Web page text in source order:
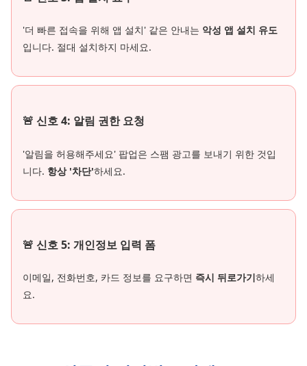
'더 빠른 접속을 위해 앱 설치' 같은 안내는 악성 앱 설치 유도
입니다. 절대 설치하지 마세요.
🚨 신호 4: 알림 권한 요청
'알림을 허용해주세요' 팝업은 스팸 광고를 보내기 위한 것입
니다. 항상 '차단'하세요.
🚨 신호 5: 개인정보 입력 폼
이메일, 전화번호, 카드 정보를 요구하면 즉시 뒤로가기하세
요.